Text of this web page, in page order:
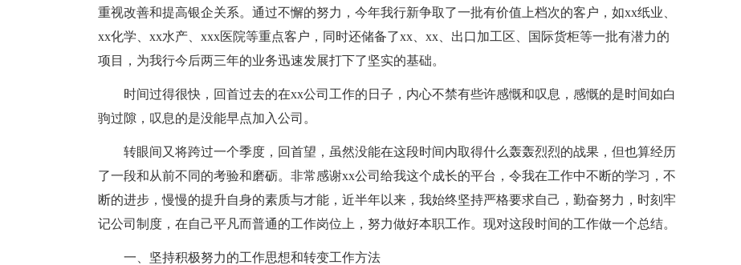
重视改善和提高银企关系。通过不懈的努力，今年我行新争取了一批有价值上档次的客户，如xx纸业、
xx化学、xx水产、xxx医院等重点客户，同时还储备了xx、xx、出口加工区、国际货柜等一批有潜力的
项目，为我行今后两三年的业务迅速发展打下了坚实的基础。
时间过得很快，回首过去的在xx公司工作的日子，内心不禁有些许感慨和叹息，感慨的是时间如白
驹过隙，叹息的是没能早点加入公司。
转眼间又将跨过一个季度，回首望，虽然没能在这段时间内取得什么轰轰烈烈的战果，但也算经历
了一段和从前不同的考验和磨砺。非常感谢xx公司给我这个成长的平台，令我在工作中不断的学习，不
断的进步，慢慢的提升自身的素质与才能，近半年以来，我始终坚持严格要求自己，勤奋努力，时刻牢
记公司制度，在自己平凡而普通的工作岗位上，努力做好本职工作。现对这段时间的工作做一个总结。
一、坚持积极努力的工作思想和转变工作方法